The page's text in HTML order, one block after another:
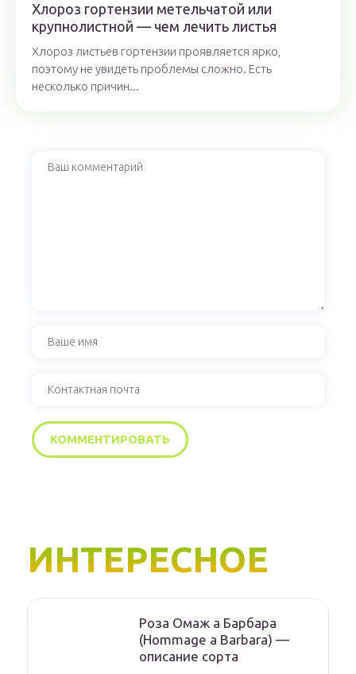
Хлороз гортензии метельчатой или
крупнолистной — чем лечить листья
Хлороз листьев гортензии проявляется ярко,
поэтому не увидеть проблемы сложно. Есть
несколько причин...
ИНТЕРЕСНОЕ
Роза Омаж а Барбара
(Hommage a Barbara) —
описание сорта